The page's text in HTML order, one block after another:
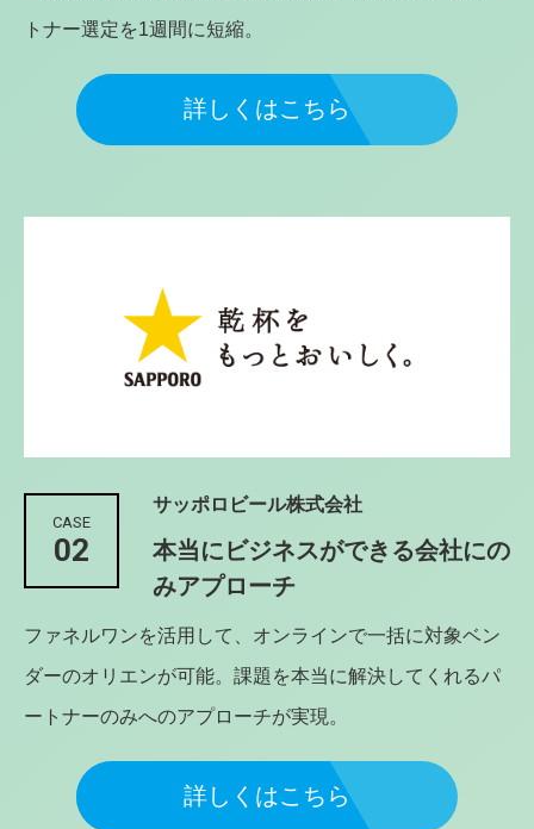
トナー選定を1週間に短縮。
詳しくはこちら
CASE
02
サッポロビール株式会社
本当にビジネスができる会社にの
みアプローチ
ファネルワンを活用して、オンラインで一括に対象ベン
ダーのオリエンが可能。課題を本当に解決してくれるパ
ートナーのみへのアプローチが実現。
詳しくはこちら